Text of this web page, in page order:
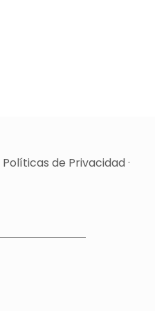
Políticas de Privacidad·